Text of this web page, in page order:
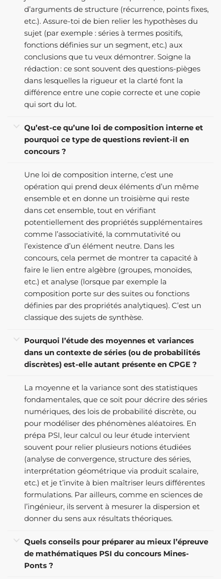
d’arguments de structure (récurrence, points fixes,
etc.). Assure-toi de bien relier les hypothèses du
sujet (par exemple : séries à termes positifs,
fonctions définies sur un segment, etc.) aux
conclusions que tu veux démontrer. Soigne la
rédaction : ce sont souvent des questions-pièges
dans lesquelles la rigueur et la clarté font la
différence entre une copie correcte et une copie
qui sort du lot.
Qu’est-ce qu’une loi de composition interne et
pourquoi ce type de questions revient-il en
concours ?
Une loi de composition interne, c’est une
opération qui prend deux éléments d’un même
ensemble et en donne un troisième qui reste
dans cet ensemble, tout en vérifiant
potentiellement des propriétés supplémentaires
comme l’associativité, la commutativité ou
l’existence d’un élément neutre. Dans les
concours, cela permet de montrer ta capacité à
faire le lien entre algèbre (groupes, monoïdes,
etc.) et analyse (lorsque par exemple la
composition porte sur des suites ou fonctions
définies par des propriétés analytiques). C’est un
classique des sujets de synthèse.
Pourquoi l’étude des moyennes et variances
dans un contexte de séries (ou de probabilités
discrètes) est-elle autant présente en CPGE ?
La moyenne et la variance sont des statistiques
fondamentales, que ce soit pour décrire des séries
numériques, des lois de probabilité discrète, ou
pour modéliser des phénomènes aléatoires. En
prépa PSI, leur calcul ou leur étude intervient
souvent pour relier plusieurs notions étudiées
(analyse de convergence, structure des séries,
interprétation géométrique via produit scalaire,
etc.) et je t’invite à bien maîtriser leurs différentes
formulations. Par ailleurs, comme en sciences de
l’ingénieur, ils servent à mesurer la dispersion et
donner du sens aux résultats théoriques.
Quels conseils pour préparer au mieux l’épreuve
de mathématiques PSI du concours Mines-
Ponts ?